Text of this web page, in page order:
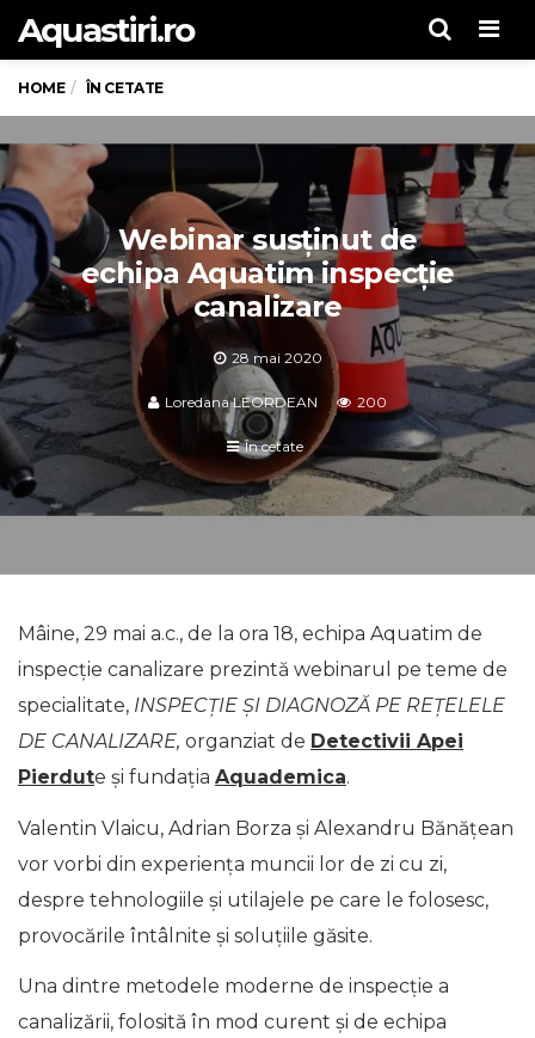
Aquastiri.ro
HOME ÎN CETATE
Webinar susținut de
echipa Aquatim inspecție
canalizare
28 mai 2020
Loredana LEORDEAN 200
În cetate
Mâine, 29 mai a.c., de la ora 18, echipa Aquatim de
inspecție canalizare prezintă webinarul pe teme de
specialitate, INSPECȚIE ȘI DIAGNOZĂ PE REȚELELE
DE CANALIZARE, organziat de Detectivii Apei
Pierdute și fundația Aquademica.
Valentin Vlaicu, Adrian Borza și Alexandru Bănățean
vor vorbi din experiența muncii lor de zi cu zi,
despre tehnologiile și utilajele pe care le folosesc,
provocările întâlnite și soluțiile găsite.
Una dintre metodele moderne de inspecție a
canalizării, folosită în mod curent și de echipa